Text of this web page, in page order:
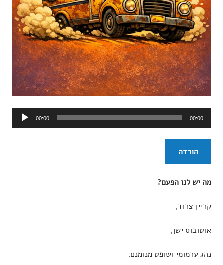
אודיו
00:00 00:00
הורדה
מה יש לנו הפעם?
קריין צרוד,
אוטובוס ישן,
נהג ערמומי ושופט מנומנם.